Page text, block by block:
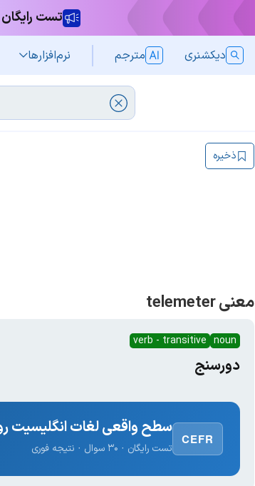
تست
دیکشنری مترجم نرم‌افزار‌ها
ذخیره
معنی telemeter
noun
verb - transitive
دورسنج
CEFR
سطح واقعی لغات انگلیسیت
تست رایگان · ۳۰ سوال · نتیجه فوری